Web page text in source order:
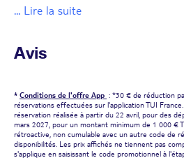
... Lire la suite
Avis
* Conditions de l'offre App : *30 € de réduction
réservations effectuées sur l'application TUI
réservation réalisée à partir du 22 avril, pour des
mars 2027, pour un montant minimum de 1 000 €
rétroactive, non cumulable avec un autre code de
disponibilités. Les prix affichés ne tiennent pas
s'applique en saisissant le code promotionnel à